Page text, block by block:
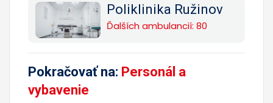
Poliklinika Ružinov
Ďalších ambulancií: 80
Pokračovať na: Personál a
vybavenie